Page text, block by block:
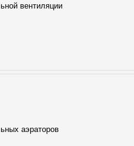
вентиляции
аэраторов